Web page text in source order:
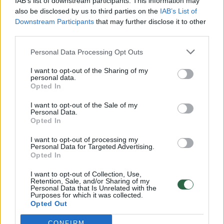
also be disclosed by us to third parties on the IAB’s List of
Downstream Participants that may further disclose it to other
Personal Data Processing Opt Outs
I want to opt-out of the Sharing of my
personal data.
Opted In
I want to opt-out of the Sale of my
Personal Data.
Opted In
I want to opt-out of processing my
Personal Data for Targeted Advertising.
Opted In
I want to opt-out of Collection, Use,
Retention, Sale, and/or Sharing of my
Personal Data that Is Unrelated with the
Purposes for which it was collected.
Opted Out
vaikus: jiems kilusi grėsmė
Žinios | Lietuvos diena
00:00:30
Vaizdai iš tragiškos avarijos Vilniaus r.: dviejų moterų ir
vaiko gyvybių išgelbėti nepavyko
Žinios | Lietuvos diena
Nufilmavo, kaip patvino Vilniaus Vakarinis aplinkkelis:
Žinios | Lietuvos diena
00:02:01
„Pagarba pirmajai premjerei“: pasidalijo jautriais
prisiminimais apie Kazimierą Prunskienę